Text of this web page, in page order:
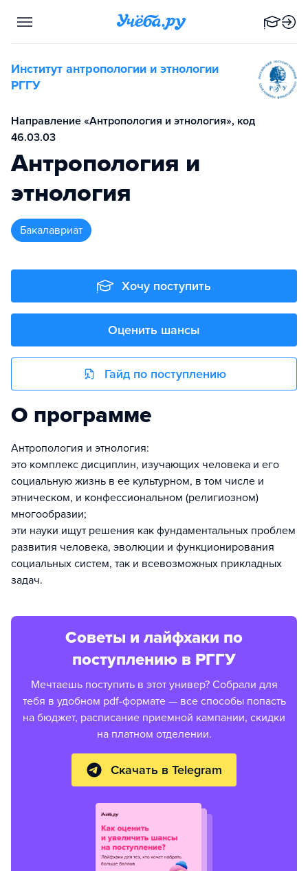
Институт антропологии и этнологии
РГГУ
Направление «Антропология и этнология», код
46.03.03
Антропология и
этнология
бакалавриат
Хочу поступить
Оценить шансы
Гайд по поступлению
О программе
Антропология и этнология:
это комплекс дисциплин, изучающих человека и его
социальную жизнь в ее культурном, в том числе и
этническом, и конфессиональном (религиозном)
многообразии;
эти науки ищут решения как фундаментальных проблем
развития человека, эволюции и функционирования
социальных систем, так и всевозможных прикладных
задач.
Советы и лайфхаки по
поступлению в РГГУ
Мечтаешь поступить в этот универ? Собрали для
тебя в удобном pdf-формате — все способы попасть
на бюджет, расписание приемной кампании, скидки
на платном отделении.
Скачать в Telegram